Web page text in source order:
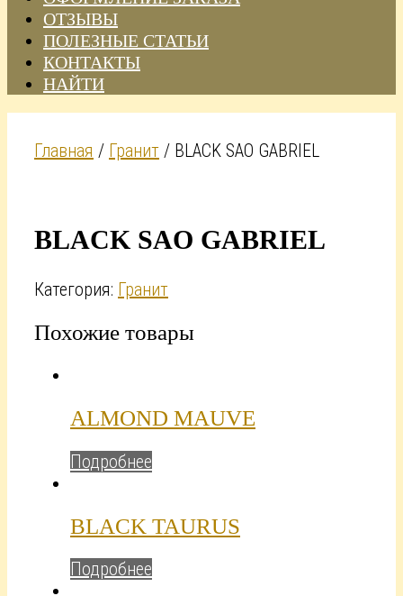
ОТЗЫВЫ
ПОЛЕЗНЫЕ СТАТЬИ
КОНТАКТЫ
НАЙТИ
Главная / Гранит / BLACK SAO GABRIEL
BLACK SAO GABRIEL
Категория: Гранит
Похожие товары
ALMOND MAUVE
Подробнее
BLACK TAURUS
Подробнее